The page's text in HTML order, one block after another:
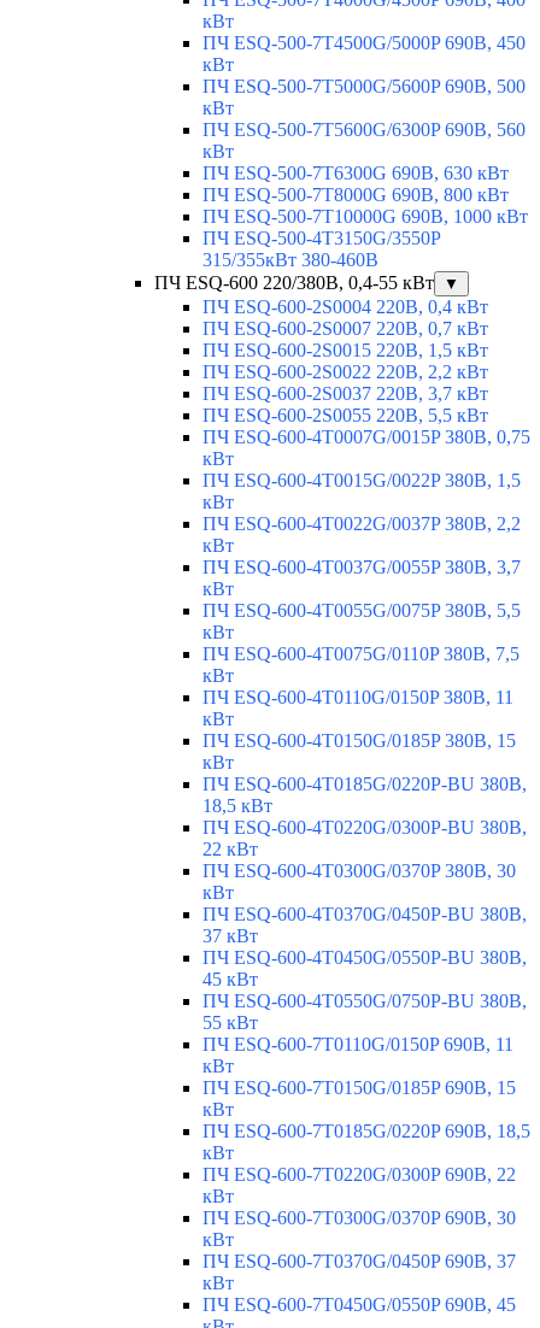
кВт
ПЧ ESQ-500-7T4500G/5000P 690В, 450
кВт
ПЧ ESQ-500-7T5000G/5600P 690В, 500
кВт
ПЧ ESQ-500-7T5600G/6300P 690В, 560
кВт
ПЧ ESQ-500-7T6300G 690В, 630 кВт
ПЧ ESQ-500-7T8000G 690В, 800 кВт
ПЧ ESQ-500-7T10000G 690В, 1000 кВт
ПЧ ESQ-500-4T3150G/3550P
315/355кВт 380-460В
ПЧ ESQ-600 220/380В, 0,4-55 кВт
▼
ПЧ ESQ-600-2S0004 220В, 0,4 кВт
ПЧ ESQ-600-2S0007 220В, 0,7 кВт
ПЧ ESQ-600-2S0015 220В, 1,5 кВт
ПЧ ESQ-600-2S0022 220В, 2,2 кВт
ПЧ ESQ-600-2S0037 220В, 3,7 кВт
ПЧ ESQ-600-2S0055 220В, 5,5 кВт
ПЧ ESQ-600-4T0007G/0015P 380В, 0,75
кВт
ПЧ ESQ-600-4T0015G/0022P 380В, 1,5
кВт
ПЧ ESQ-600-4T0022G/0037P 380В, 2,2
кВт
ПЧ ESQ-600-4T0037G/0055P 380В, 3,7
кВт
ПЧ ESQ-600-4T0055G/0075P 380В, 5,5
кВт
ПЧ ESQ-600-4T0075G/0110P 380В, 7,5
кВт
ПЧ ESQ-600-4T0110G/0150P 380В, 11
кВт
ПЧ ESQ-600-4T0150G/0185P 380В, 15
кВт
ПЧ ESQ-600-4T0185G/0220P-BU 380В,
18,5 кВт
ПЧ ESQ-600-4T0220G/0300P-BU 380В,
22 кВт
ПЧ ESQ-600-4T0300G/0370P 380В, 30
кВт
ПЧ ESQ-600-4T0370G/0450P-BU 380В,
37 кВт
ПЧ ESQ-600-4T0450G/0550P-BU 380В,
45 кВт
ПЧ ESQ-600-4T0550G/0750P-BU 380В,
55 кВт
ПЧ ESQ-600-7T0110G/0150P 690В, 11
кВт
ПЧ ESQ-600-7T0150G/0185P 690В, 15
кВт
ПЧ ESQ-600-7T0185G/0220P 690В, 18,5
кВт
ПЧ ESQ-600-7T0220G/0300P 690В, 22
кВт
ПЧ ESQ-600-7T0300G/0370P 690В, 30
кВт
ПЧ ESQ-600-7T0370G/0450P 690В, 37
кВт
ПЧ ESQ-600-7T0450G/0550P 690В, 45